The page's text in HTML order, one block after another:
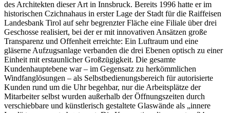
des Architekten dieser Art in Innsbruck. Bereits 1996 hatte er im
historischen Czichnahaus in erster Lage der Stadt für die Raiffeisen
Landesbank Tirol auf sehr begrenzter Fläche eine Filiale über drei
Geschosse realisiert, bei der er mit innovativen Ansätzen große
Transparenz und Offenheit erreichte: Ein Luftraum und eine
gläserne Aufzugsanlage verbanden die drei Ebenen optisch zu einer
Einheit mit erstaunlicher Großzügigkeit. Die gesamte
Kundenhauptebene war – im Gegensatz zu herkömmlichen
Windfanglösungen – als Selbstbedienungsbereich für autorisierte
Kunden rund um die Uhr begehbar, nur die Arbeitsplätze der
Mitarbeiter selbst wurden außerhalb der Öffnungszeiten durch
verschiebbare und künstlerisch gestaltete Glaswände als „innere